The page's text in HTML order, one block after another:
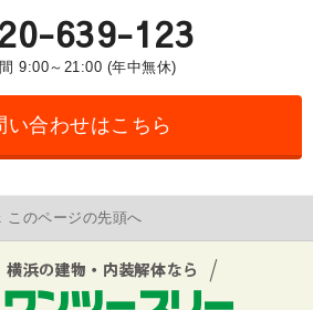
639-123
9:00～21:00 (年中無休)
い合わせはこちら
このページの先頭へ